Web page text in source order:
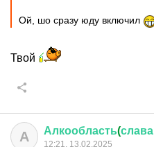
Ой, шо сразу юду включил
Твой
А Алкообласть(слава
12:21, 13.02.2025